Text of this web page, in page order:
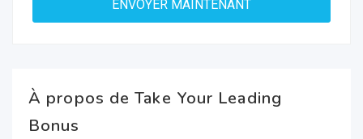
À propos de Take Your Leading
Bonus